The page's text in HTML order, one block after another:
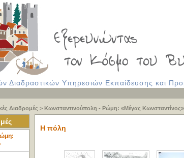
Διαδραστικών Υπηρεσιών Εκπαίδευσης και
Διαδρομές > Κωνσταντινούπολη - Ρώμη: «Μέγας Κωνσταντίνος»
Η πόλη